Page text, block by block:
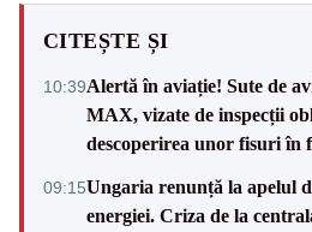
CITEȘTE ȘI
10:39Alertă în aviație! Sute de
MAX, vizate de inspecții
descoperirea unor fisuri în
09:15Ungaria renunță la apelul
energiei. Criza de la